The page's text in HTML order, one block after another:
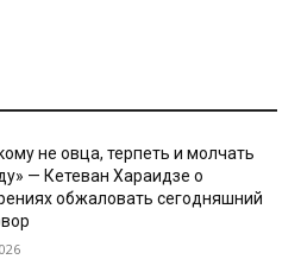
не овца, терпеть и молчать
— Кетеван Хараидзе о
обжаловать сегодняшний